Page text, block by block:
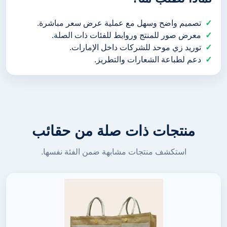
تصميم واضح وسهل مع عملية عرض سعر مباشرة.
معرض صور للمنتج وروابط للفئات ذات الصلة.
توريد زي موحد للشركات داخل الإمارات.
دعم لطباعة الشعارات والتطريز.
منتجات ذات صلة من حقائب
استكشف منتجات مشابهة ضمن الفئة نفسها.